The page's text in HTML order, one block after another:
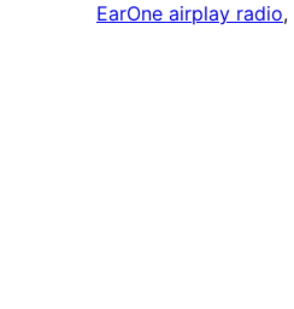
EarOne airplay radio,